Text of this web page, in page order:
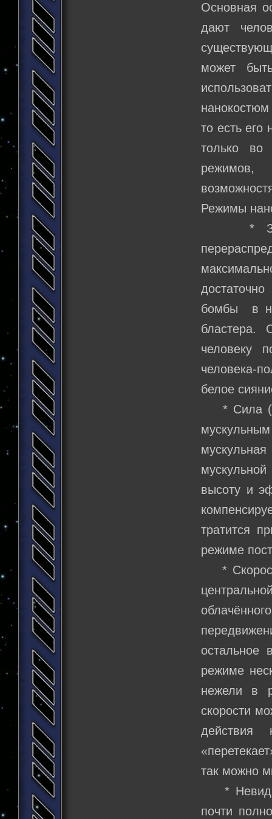
Основная
дают
может
то есть
только во
режимов,
Режимы
*
бомбы в
бластера.
человеку
человека-
белое
* Сила
высоту и
тратится
режиме
*
остальное
режиме
нежели в
скорости
действия
так можно
*
почти